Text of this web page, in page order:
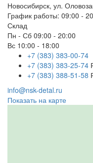
Новосибирск, ул.
График работы: 09:00 -
Склад
Пн - Сб 09:00 - 20:00
Вс 10:00 - 18:00
+7 (383) 383-00-74
+7 (383) 383-25-74
+7 (383) 388-51-58
info@nsk-detal.ru
Показать на карте